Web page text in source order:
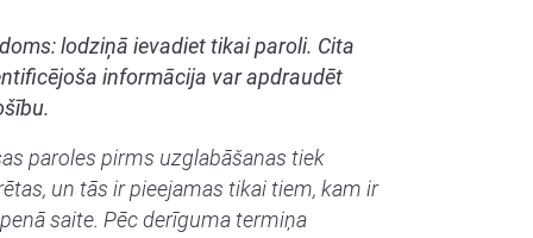
lodziņā ievadiet tikai paroli. Cita
informācija var apdraudēt
paroles pirms uzglabāšanas tiek
un tās ir pieejamas tikai tiem, kam ir
saite. Pēc derīguma termiņa